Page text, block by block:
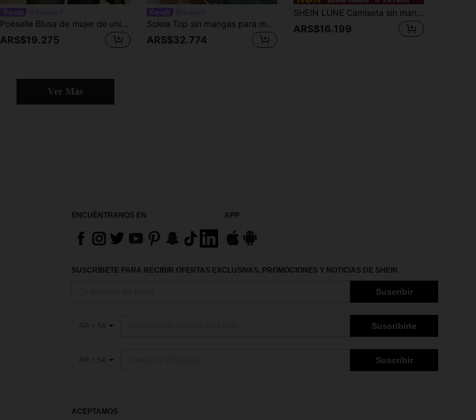
Poéselle Blusa de mujer de unicolor con cuello redondo, diseño asimétrico y drapeado de moda
ARS$19.275
Soleia Top sin mangas para mujer color beige, estilo bohemio sexy y chic para verano y vacaciones, con lazo, tirantes anudables, bajo asimétrico y espalda descubierta, elegante para playa tropical y boda como invitada
ARS$32.774
SHEIN LUNE Camiseta sin mangas de mujer con estampado de denim vintage, cuello en V, lazo delantero, fruncido, suelta, favorecedora, casual, versátil, ligera, fresca, tipo pulóver, camisola
ARS$16.199
Ver Más
ENCUÉNTRANOS EN APP
SUSCRÍBETE PARA RECIBIR OFERTAS EXCLUSIVAS, PROMOCIONES Y NOTICIAS DE SHEIN
Suscribir
AR + 54 Suscribirte
AR + 54 Suscribir
ACEPTAMOS